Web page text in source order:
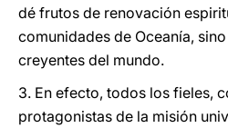
dé frutos de renovación
comunidades de Oceanía,
creyentes del mundo.
3. En efecto, todos los fieles,
protagonistas de la misión